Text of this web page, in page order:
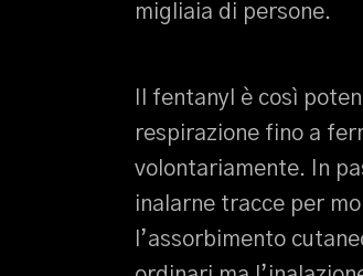
migliaia di persone.
Il fentanyl è così
respirazione fino a
volontariamente. In
inalarne tracce per
l’assorbimento